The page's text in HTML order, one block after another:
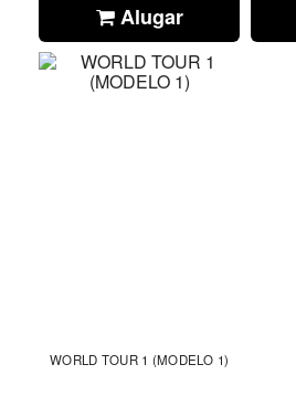
Alugar
WORLD TOUR 1 (MODELO 1)